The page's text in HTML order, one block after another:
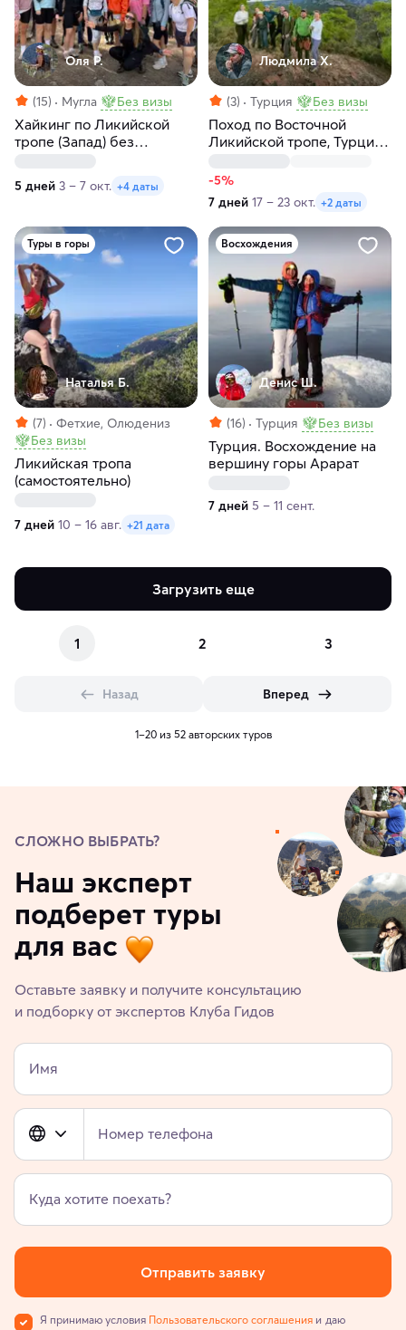
Оля Р.
(15) Мугла Без визы
Хайкинг по Ликийской
тропе (Запад) без
5 дней 3 – 7 окт. +4 даты
Людмила Х.
(3) Турция Без визы
Поход по Восточной
Ликийской тропе, Турция:
Ликия
-5%
7 дней 17 – 23 окт. +2 даты
Туры в горы
Наталья Б.
(7)
Фетхие, Олюдениз
Без визы
Ликийская тропа
(самостоятельно)
7 дней 10 – 16 авг. +21 дата
Восхождения
Денис Ш.
(16) Турция Без визы
Турция. Восхождение на
вершину горы Арарат
7 дней 5 – 11 сент.
Загрузить еще
1 2 3
Назад Вперед
1–20 из 52 авторских туров
СЛОЖНО ВЫБРАТЬ?
Наш эксперт
подберет туры
для вас
Оставьте заявку и получите консультацию
и подборку от экспертов Клуба Гидов
Имя
Номер телефона
Куда хотите поехать?
Отправить заявку
Я принимаю условия Пользовательского соглашения и даю